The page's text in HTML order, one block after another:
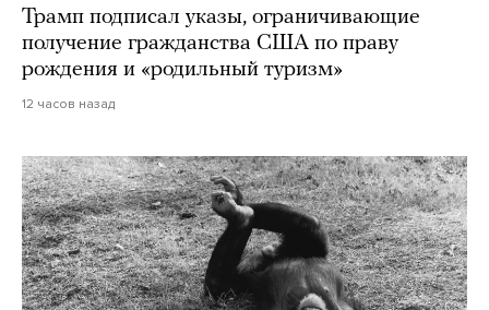
Трамп подписал указы, ограничивающие
получение гражданства США по праву
рождения и «родильный туризм»
12 часов назад